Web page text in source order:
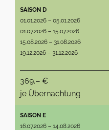
SAISON D
01.01.2026 – 05.01.2026
01.07.2026 – 15.07.2026
15.08.2026 – 31.08.2026
19.12.2026 – 31.12.2026
369,– €
je Übernachtung
SAISON E
16.07.2026 – 14.08.2026